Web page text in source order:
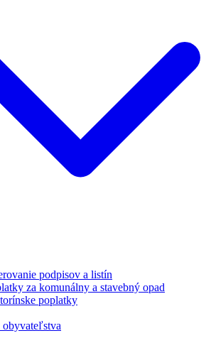
podpisov a listín
za komunálny a stavebný opad
poplatky
obyvateľstva